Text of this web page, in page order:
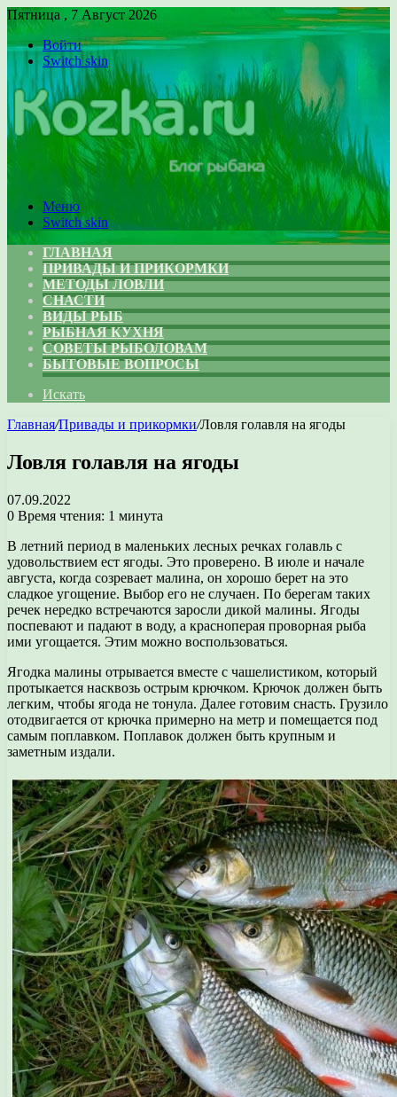
Пятница , 7 Август 2026
Войти
Switch skin
Меню
Switch skin
ГЛАВНАЯ
ПРИВАДЫ И ПРИКОРМКИ
МЕТОДЫ ЛОВЛИ
СНАСТИ
ВИДЫ РЫБ
РЫБНАЯ КУХНЯ
СОВЕТЫ РЫБОЛОВАМ
БЫТОВЫЕ ВОПРОСЫ
Искать
Главная/Привады и прикормки/Ловля голавля на ягоды
Ловля голавля на ягоды
07.09.2022
0 Время чтения: 1 минута
В летний период в маленьких лесных речках голавль с
удовольствием ест ягоды. Это проверено. В июле и начале
августа, когда созревает малина, он хорошо берет на это
сладкое угощение. Выбор его не случаен. По берегам таких
речек нередко встречаются заросли дикой малины. Ягоды
поспевают и падают в воду, а красноперая проворная рыба
ими угощается. Этим можно воспользоваться.
Ягодка малины отрывается вместе с чашелистиком, который
протыкается насквозь острым крючком. Крючок должен быть
легким, чтобы ягода не тонула. Далее готовим снасть. Грузило
отодвигается от крючка примерно на метр и помещается под
самым поплавком. Поплавок должен быть крупным и
заметным издали.